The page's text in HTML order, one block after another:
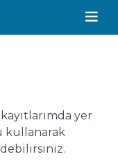
yer
kullanarak